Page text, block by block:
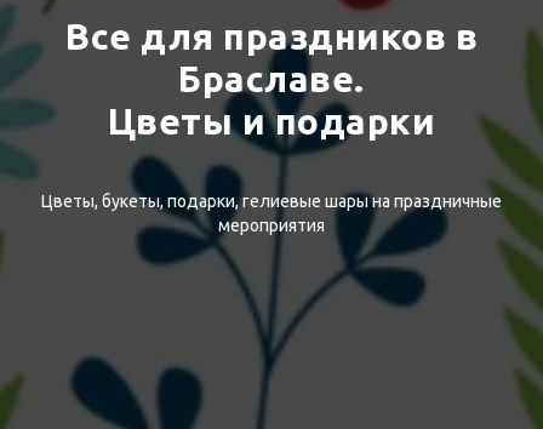
Все для праздников в
Браславе.
Цветы и подарки
Цветы, букеты, подарки, гелиевые шары на праздничные
мероприятия